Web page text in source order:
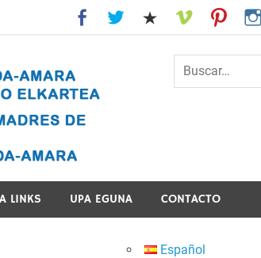
del I.E.S. Usandizaga-Peñaflorida-
LINKS UPA EGUNA CONTACTO
Español